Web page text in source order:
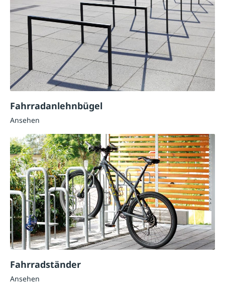
Fahrradanlehnbügel
Ansehen
Fahrradständer
Ansehen